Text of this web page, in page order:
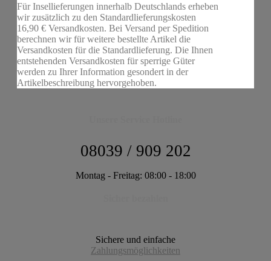
Für Insellieferungen innerhalb Deutschlands erheben
wir zusätzlich zu den Standardlieferungskosten
16,90 € Versandkosten. Bei Versand per Spedition
berechnen wir für weitere bestellte Artikel die
Versandkosten für die Standardlieferung. Die Ihnen
entstehenden Versandkosten für sperrige Güter
werden zu Ihrer Information gesondert in der
Artikelbeschreibung hervorgehoben.
08039 / 909 202
Montag - Freitag: 08:00 - 18:00
Sichere und einfache
Zahlungsmöglichkeiten